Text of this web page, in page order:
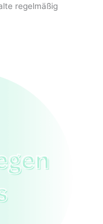
regelmäßig